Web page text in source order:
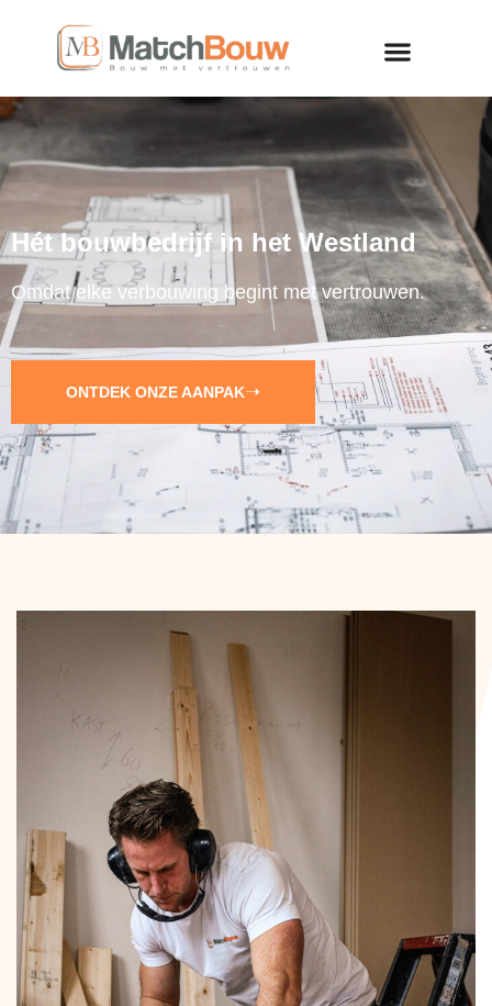
Hét bouwbedrijf in het Westland
Omdat elke verbouwing begint met vertrouwen.
ONTDEK ONZE AANPAK